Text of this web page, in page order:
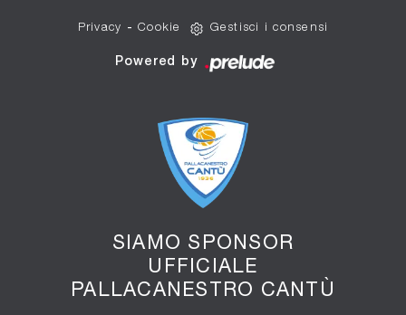
SIAMO SPONSOR
UFFICIALE
PALLACANESTRO CANTÙ
Privacy -Cookie Gestisci i consensi
Powered by